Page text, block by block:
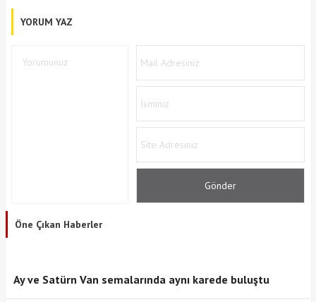
YORUM YAZ
Öne Çıkan Haberler
Ay ve Satürn Van semalarında aynı karede buluştu